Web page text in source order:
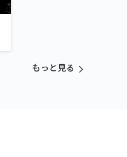
もっと見る